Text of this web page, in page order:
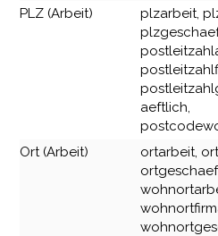
PLZ (Arbeit)
plzarbeit,
aeftlich,
Ort (Arbeit)
ortarbeit,